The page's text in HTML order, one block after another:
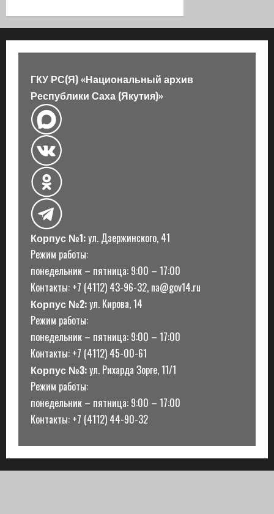
з
а
и
с
и
ГКУ РС(Я) «Национальный архив
Республики Саха (Якутия)»
Корпус №1:ул. Дзержинского, 41
Режим работы:
понедельник – пятница: 9:00 – 17:00
Контакты: +7 (4112) 43-96-32, na@gov14.ru
Корпус №2:ул. Кирова, 14
Режим работы:
понедельник – пятница: 9:00 – 17:00
Контакты: +7 (4112) 45-00-61
Корпус №3:ул. Рихарда Зорге, 11/1
Режим работы:
понедельник – пятница: 9:00 – 17:00
Контакты: +7 (4112) 44-90-32